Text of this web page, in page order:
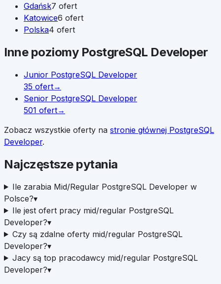
Gdańsk7 ofert
Katowice6 ofert
Polska4 ofert
Inne poziomy PostgreSQL Developer
Junior PostgreSQL Developer
35 ofert→
Senior PostgreSQL Developer
501 ofert→
Zobacz wszystkie oferty na stronie głównej PostgreSQL
Developer.
Najczęstsze pytania
Ile zarabia Mid/Regular PostgreSQL Developer w
Polsce?▾
Ile jest ofert pracy mid/regular PostgreSQL
Developer?▾
Czy są zdalne oferty mid/regular PostgreSQL
Developer?▾
Jacy są top pracodawcy mid/regular PostgreSQL
Developer?▾